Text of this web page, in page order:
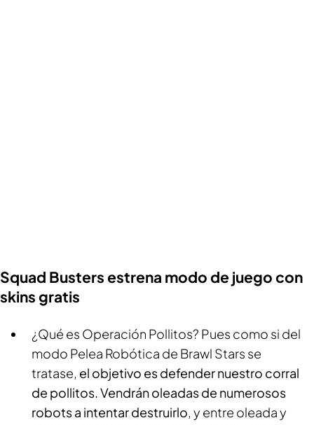
Squad Busters estrena modo de juego con
skins gratis
¿Qué es Operación Pollitos? Pues como si del
modo Pelea Robótica de Brawl Stars se
tratase, el objetivo es defender nuestro corral
de pollitos. Vendrán oleadas de numerosos
robots a intentar destruirlo, y entre oleada y